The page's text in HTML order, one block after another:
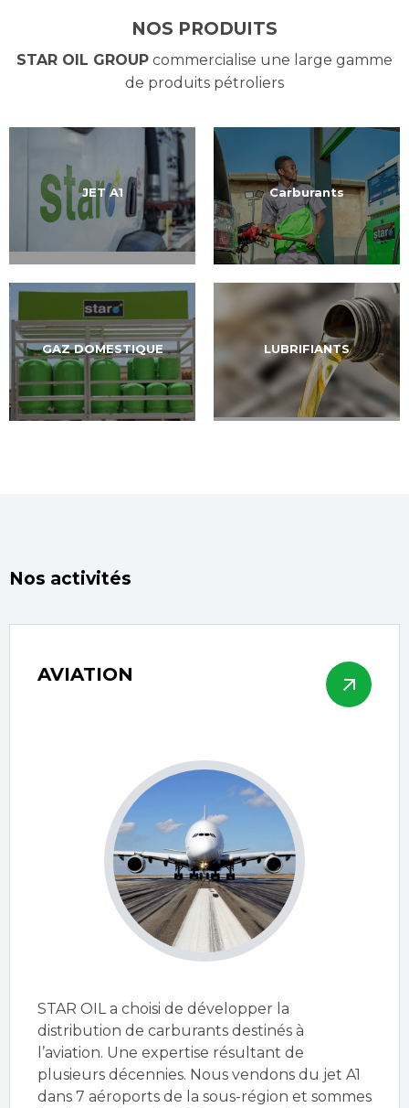
NOS PRODUITS
STAR OIL GROUP commercialise une large gamme
de produits pétroliers
JET A1 Carburants
GAZ DOMESTIQUE LUBRIFIANTS
Nos activités
AVIATION
STAR OIL a choisi de développer la
distribution de carburants destinés à
l’aviation. Une expertise résultant de
plusieurs décennies. Nous vendons du jet A1
dans 7 aéroports de la sous-région et sommes